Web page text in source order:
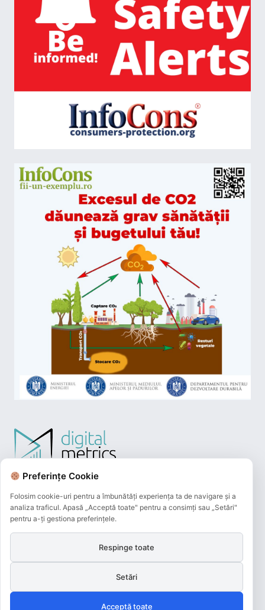
Plățile online efectuate pe acest site
sunt procesate de către Netopia Payments
și beneficiază de 3D-Secure.
Preferințe Cookie
Folosim cookie-uri pentru a îmbunătăți experiența ta de navigare și a
analiza traficul. Apasă „Acceptă toate" pentru a consimți sau „Setări"
pentru a-ți gestiona preferințele.
Respinge toate
Setări
Acceptă toate